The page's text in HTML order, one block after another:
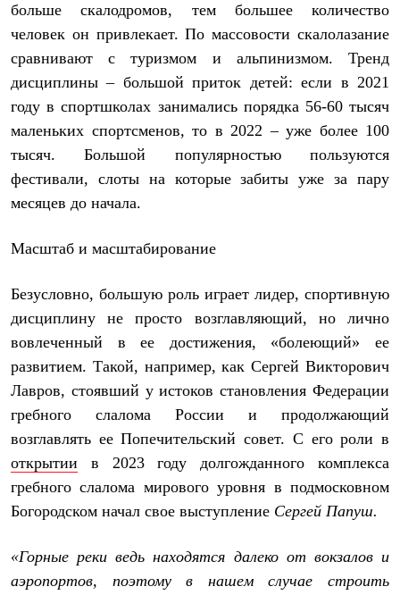
больше скалодромов, тем большее количество
человек он привлекает. По массовости скалолазание
сравнивают с туризмом и альпинизмом. Тренд
дисциплины – большой приток детей: если в 2021
году в спортшколах занимались порядка 56-60 тысяч
маленьких спортсменов, то в 2022 – уже более 100
тысяч. Большой популярностью пользуются
фестивали, слоты на которые забиты уже за пару
месяцев до начала.
Масштаб и масштабирование
Безусловно, большую роль играет лидер, спортивную
дисциплину не просто возглавляющий, но лично
вовлеченный в ее достижения, «болеющий» ее
развитием. Такой, например, как Сергей Викторович
Лавров, стоявший у истоков становления Федерации
гребного слалома России и продолжающий
возглавлять ее Попечительский совет. С его роли в
открытии в 2023 году долгожданного комплекса
гребного слалома мирового уровня в подмосковном
Богородском начал свое выступление Сергей Папуш.
«Горные реки ведь находятся далеко от вокзалов и
аэропортов, поэтому в нашем случае строить